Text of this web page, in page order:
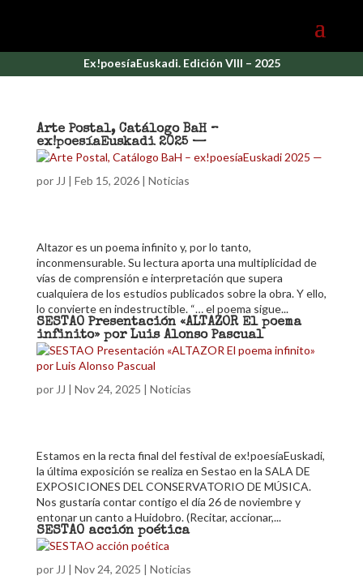
Ex!poesíaEuskadi. Edición VIII – 2025
Arte Postal, Catálogo BaH –
ex!poesíaEuskadi 2025 —
por JJ | Feb 15, 2026| Noticias
SESTAO Presentación «ALTAZOR El poema
infinito» por Luis Alonso Pascual
por JJ | Nov 24, 2025 | Noticias
Altazor es un poema infinito y, por lo tanto,
inconmensurable. Su lectura aporta una multiplicidad de
vías de comprensión e interpretación que supera
cualquiera de los estudios publicados sobre la obra. Y ello,
lo convierte en indestructible. “… el poema sigue...
SESTAO acción poética
por JJ | Nov 24, 2025 | Noticias
Estamos en la recta final del festival de ex!poesíaEuskadi,
la última exposición se realiza en Sestao en la SALA DE
EXPOSICIONES DEL CONSERVATORIO DE MÚSICA.
Nos gustaría contar contigo el día 26 de noviembre y
entonar un canto a Huidobro. (Recitar, accionar,...